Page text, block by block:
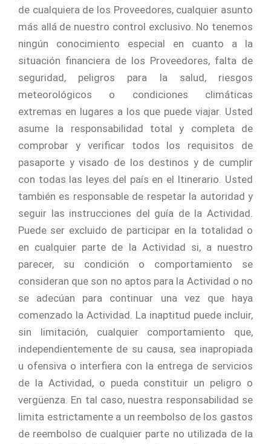
de cualquiera de los Proveedores, cualquier asunto
más allá de nuestro control exclusivo. No tenemos
ningún conocimiento especial en cuanto a la
situación financiera de los Proveedores, falta de
seguridad, peligros para la salud, riesgos
meteorológicos o condiciones climáticas
extremas en lugares a los que puede viajar. Usted
asume la responsabilidad total y completa de
comprobar y verificar todos los requisitos de
pasaporte y visado de los destinos y de cumplir
con todas las leyes del país en el Itinerario. Usted
también es responsable de respetar la autoridad y
seguir las instrucciones del guía de la Actividad.
Puede ser excluido de participar en la totalidad o
en cualquier parte de la Actividad si, a nuestro
parecer, su condición o comportamiento se
consideran que son no aptos para la Actividad o no
se adecúan para continuar una vez que haya
comenzado la Actividad. La inaptitud puede incluir,
sin limitación, cualquier comportamiento que,
independientemente de su causa, sea inapropiada
u ofensiva o interfiera con la entrega de servicios
de la Actividad, o pueda constituir un peligro o
vergüenza. En tal caso, nuestra responsabilidad se
limita estrictamente a un reembolso de los gastos
de reembolso de cualquier parte no utilizada de la